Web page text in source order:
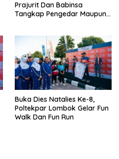
Prajurit Dan Babinsa
Tangkap Pengedar Maupun
Buka Dies Natalies Ke-8,
Poltekpar Lombok Gelar Fun
Walk Dan Fun Run